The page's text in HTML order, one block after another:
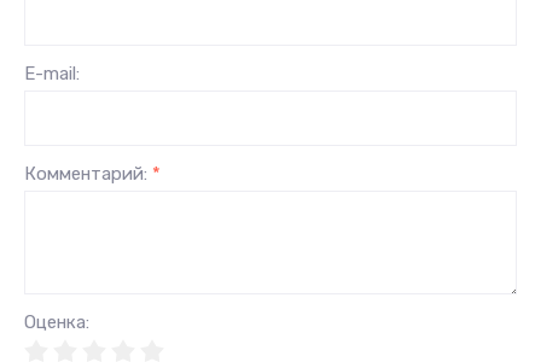
E-mail:
Комментарий: *
Оценка: